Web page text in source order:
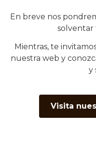
En breve nos
solventar
Mientras, te
nuestra web y
y
Visita